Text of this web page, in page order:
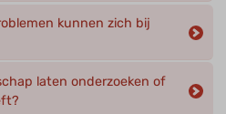
kunnen zich bij
laten onderzoeken of